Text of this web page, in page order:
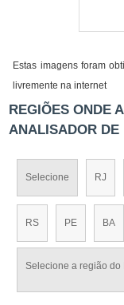
Estas imagens foram
livremente na internet
REGIÕES ONDE
ANALISADOR DE
Selecione RJ
RS PE BA
Selecione a região do